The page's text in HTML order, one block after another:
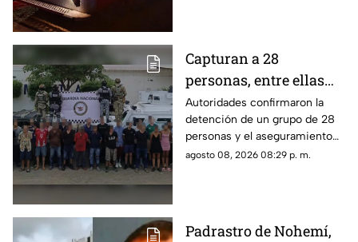
Capturan a 28
personas, entre ellas
mujeres, con un
arsenal en El Roble,
Mazatlán
Autoridades confirmaron la
detención de un grupo de 28
personas y el aseguramiento
de armas de fuego largas, en la
agosto 08, 2026 08:29 p. m.
Padrastro de Nohemí,